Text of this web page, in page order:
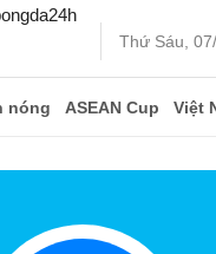
Thứ Sáu,
nóng ASEAN Cup Việt